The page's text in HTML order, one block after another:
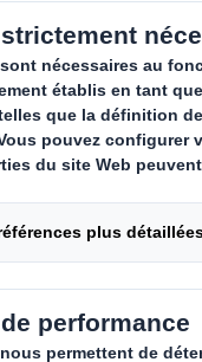
toi,
avec
et
à